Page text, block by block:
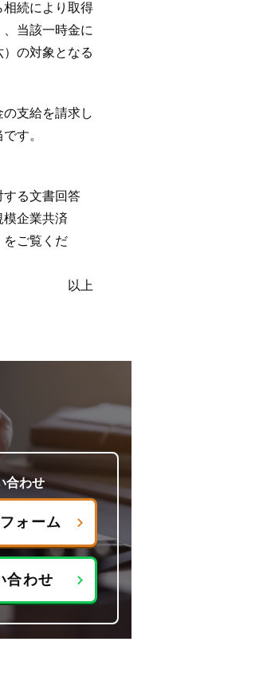
続により取得
当該一時金に
の対象となる
支給を請求し
す。
る文書回答
企業共済
をご覧くだ
合わせ
ォーム
合わせ